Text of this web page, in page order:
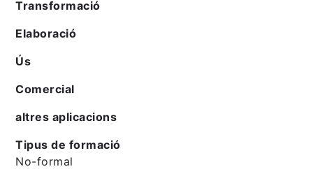
Transformació
Elaboració
Ús
Comercial
altres aplicacions
Tipus de formació
No-formal